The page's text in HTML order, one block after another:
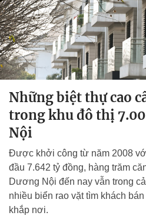
Những biệt thự cao
trong khu đô thị
Nội
Được khởi công từ năm 2008
đầu 7.642 tỷ đồng, hàng trăm
Dương Nội đến nay vẫn trong
nhiều biển rao vặt tìm khách
khắp nơi.